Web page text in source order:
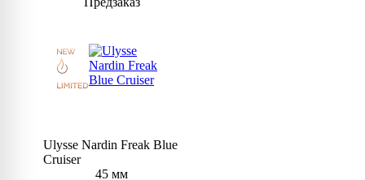
Ulysse Nardin Freak Blue
Cruiser
45 мм